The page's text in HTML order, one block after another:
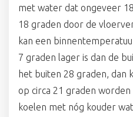
met water dat ongeveer
18 graden door de
kan een
7 graden lager is dan de
het buiten 28 graden, dan
op circa 21 graden
koelen met nóg kouder